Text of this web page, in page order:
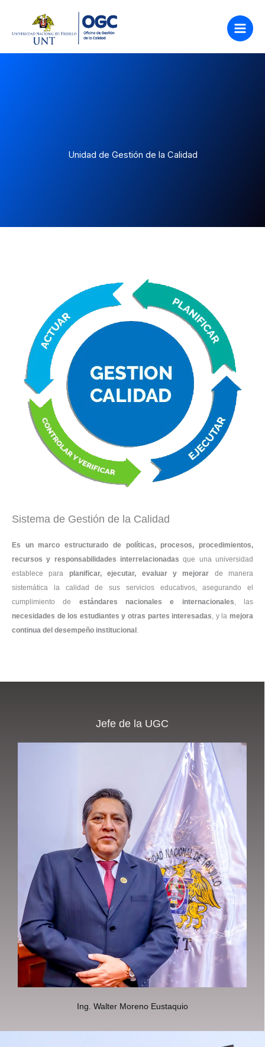
contenido
Unidad de Gestión de la Calidad
Sistema de Gestión de la Calidad
Es un marco estructurado de políticas, procesos, procedimientos,
recursos y responsabilidades interrelacionadas que una universidad
establece para planificar, ejecutar, evaluar y mejorar de manera
sistemática la calidad de sus servicios educativos, asegurando el
cumplimiento de estándares nacionales e internacionales, las
necesidades de los estudiantes y otras partes interesadas, y la mejora
continua del desempeño institucional .
Jefe de la UGC
Ing. Walter Moreno Eustaquio